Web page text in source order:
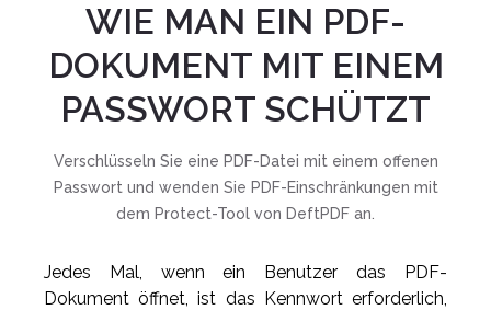
WIE MAN EIN PDF-
DOKUMENT MIT EINEM
PASSWORT SCHÜTZT
Verschlüsseln Sie eine PDF-Datei mit einem offenen
Passwort und wenden Sie PDF-Einschränkungen mit
dem Protect-Tool von DeftPDF an.
Jedes Mal, wenn ein Benutzer das PDF-
Dokument öffnet, ist das Kennwort erforderlich,